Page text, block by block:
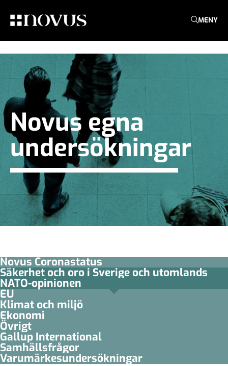
MENY
Novus egna
undersökningar
Novus Coronastatus
Säkerhet och oro i Sverige och utomlands
NATO-opinionen
EU
Klimat och miljö
Ekonomi
Övrigt
Gallup International
Samhällsfrågor
Varumärkesundersökningar